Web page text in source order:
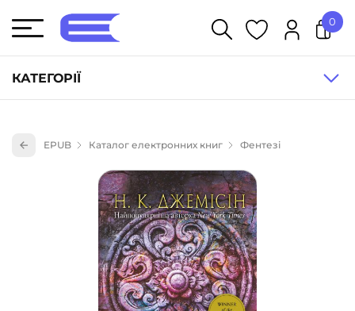
КАТЕГОРІЇ
Книги для дітей (836)
Книги для підлітків (240)
Науково-популярна література (1015)
Навчальна література та посібники (527)
Енциклопедії, довідники, словники (55)
Подарункові сертифікати (1)
0
EPUB Каталог електронних книг Фентезі